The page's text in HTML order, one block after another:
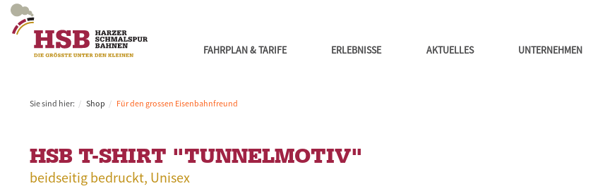
FAHRPLAN & TARIFE ERLEBNISSE AKTUELLES UNTERNEHMEN
Sie sind hier: Shop Für den grossen Eisenbahnfreund
HSB T-SHIRT "TUNNELMOTIV"
beidseitig bedruckt, Unisex